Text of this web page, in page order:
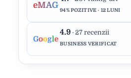
eMAG
94% POZITIVE · 12 LUNI
Google
4.9 · 27 recenzii
BUSINESS VERIFICAT